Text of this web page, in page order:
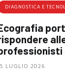
DIAGNOSTICA E
LUGLIO 2026